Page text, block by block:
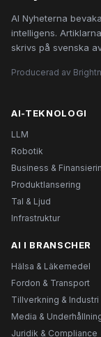
AI Nyheterna
intelligens.
skrivs på svenska
Producerad av
AI-TEKNOLOGI
LLM
Robotik
Business &
Produktlansering
Tal & Ljud
Infrastruktur
AI I BRANSCHER
Hälsa & Läkemedel
Fordon & Transport
Tillverkning & Industri
Media &
Juridik & Compliance